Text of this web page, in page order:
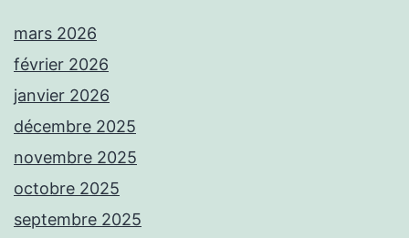
mars 2026
février 2026
janvier 2026
décembre 2025
novembre 2025
octobre 2025
septembre 2025